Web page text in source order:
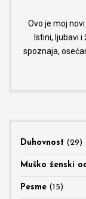
Ovo je moj
Istini, ljubavi
spoznaja,
Duhovnost (29)
Muško ženski
Pesme (15)